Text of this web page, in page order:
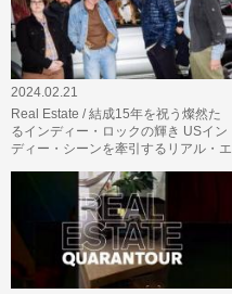
2024.02.21
Real Estate / 結成15年を祝う燦然た
るインディー・ロックの輝き USイン
ディー・シーンを牽引するリアル・エ